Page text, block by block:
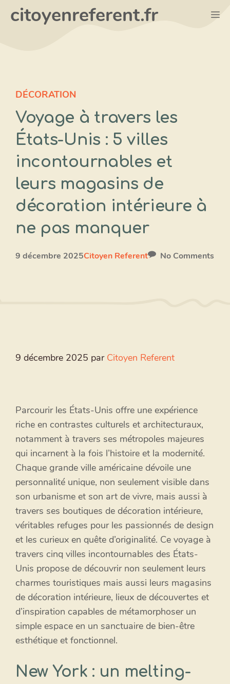
citoyenreferent.fr
DÉCORATION
Voyage à travers les
États-Unis : 5 villes
incontournables et
leurs magasins de
décoration intérieure à
ne pas manquer
9 décembre 2025Citoyen Referent No Comments
9 décembre 2025 par Citoyen Referent
Parcourir les États-Unis offre une expérience
riche en contrastes culturels et architecturaux,
notamment à travers ses métropoles majeures
qui incarnent à la fois l’histoire et la modernité.
Chaque grande ville américaine dévoile une
personnalité unique, non seulement visible dans
son urbanisme et son art de vivre, mais aussi à
travers ses boutiques de décoration intérieure,
véritables refuges pour les passionnés de design
et les curieux en quête d’originalité. Ce voyage à
travers cinq villes incontournables des États-
Unis propose de découvrir non seulement leurs
charmes touristiques mais aussi leurs magasins
de décoration intérieure, lieux de découvertes et
d’inspiration capables de métamorphoser un
simple espace en un sanctuaire de bien-être
esthétique et fonctionnel.
New York : un melting-